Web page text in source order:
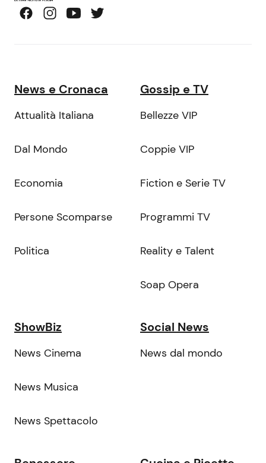
News e Cronaca
Attualità Italiana
Dal Mondo
Economia
Persone Scomparse
Politica
Gossip e TV
Bellezze VIP
Coppie VIP
Fiction e Serie TV
Programmi TV
Reality e Talent
Soap Opera
ShowBiz
News Cinema
News Musica
News Spettacolo
Social News
News dal mondo